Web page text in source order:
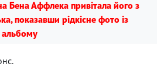
Бена Аффлека привітала його з
показавши рідкісне фото із
альбому